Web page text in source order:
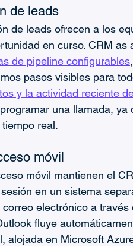
de leads
de leads ofrecen a los
en curso. CRM as
de pipeline configurables
pasos visibles para
y la actividad reciente
una llamada, ya
real.
móvil
móvil mantienen el
en un sistema
electrónico a través
fluye
alojada en Microsoft